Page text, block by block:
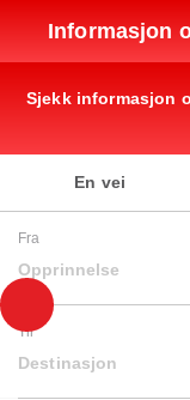
Informasjon
Sjekk informasjon
En vei
Fra
Opprinnelse
Til
Destinasjon